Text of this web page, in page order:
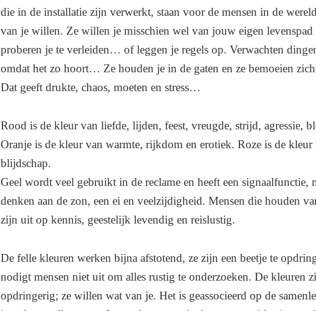
die in de installatie zijn verwerkt, staan voor de mensen in de
van je willen. Ze willen je misschien wel van jouw eigen levenspad
proberen je te verleiden… of leggen je regels op. Verwachten
omdat het zo hoort… Ze houden je in de gaten en ze bemoeien
Dat geeft drukte, chaos, moeten en stress…
Rood is de kleur van liefde, lijden, feest, vreugde, strijd, agressie,
Oranje is de kleur van warmte, rijkdom en erotiek. Roze is de kleur
blijdschap.
Geel wordt veel gebruikt in de reclame en heeft een signaalfunctie,
denken aan de zon, een ei en veelzijdigheid. Mensen die houden
zijn uit op kennis, geestelijk levendig en reislustig.
De felle kleuren werken bijna afstotend, ze zijn een beetje te
nodigt mensen niet uit om alles rustig te onderzoeken. De kleuren
opdringerig; ze willen wat van je. Het is geassocieerd op de